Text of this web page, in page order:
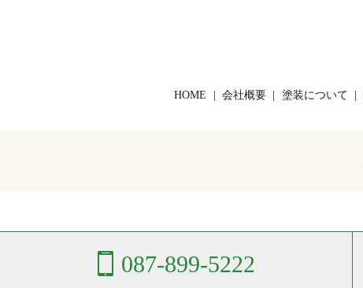
087-899-5222
HOME 会社概要 塗装について